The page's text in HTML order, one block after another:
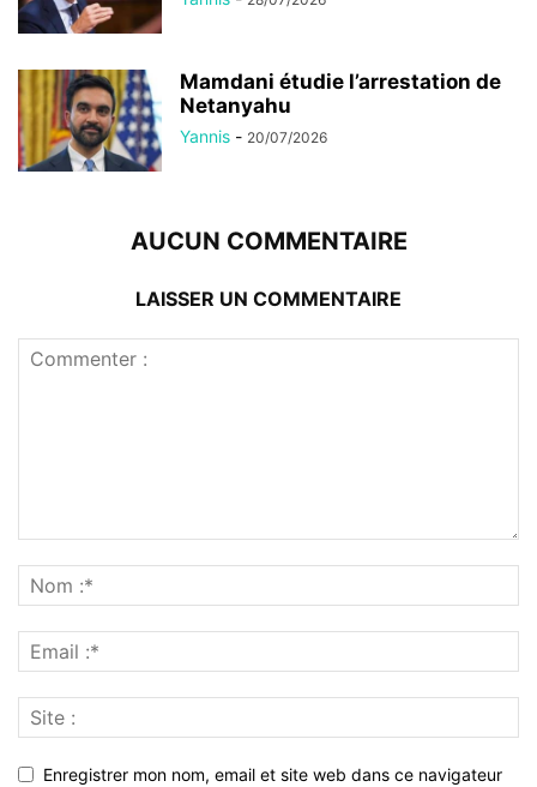
Mamdani étudie l’arrestation de
Netanyahu
Yannis - 20/07/2026
AUCUN COMMENTAIRE
LAISSER UN COMMENTAIRE
Enregistrer mon nom, email et site web dans ce navigateur